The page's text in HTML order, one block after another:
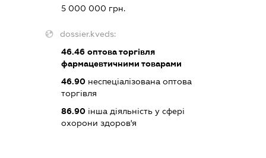
5 000 000 грн.
dossier.kveds:
46.46оптова торгівля
фармацевтичними товарами
46.90неспеціалізована оптова
торгівля
86.90інша діяльність у сфері
охорони здоров'я